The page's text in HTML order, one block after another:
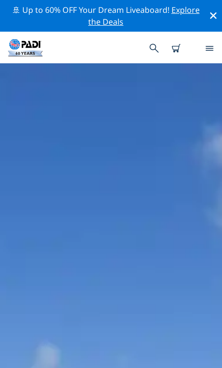
🚢 Up to 60% OFF Your Dream Liveaboard! Explore
the Deals